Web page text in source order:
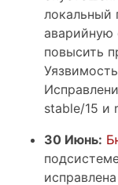
локальный
аварийную
повысить
stable/15 и
30 Июнь: